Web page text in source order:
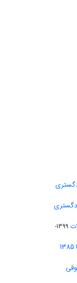
1399-